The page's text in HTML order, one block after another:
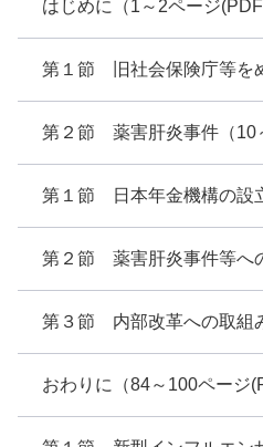
はじめに（1～2ページ
第１節 旧社会保険庁等を
第２節 薬害肝炎事件（10
第１節 日本年金機構の設
第２節 薬害肝炎事件等へ
第３節 内部改革への取組
おわりに（84～100ページ